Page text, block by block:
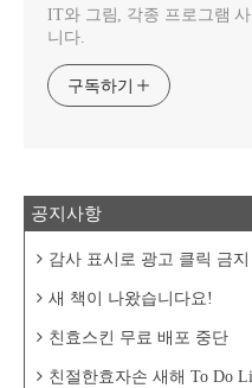
IT와 그림, 각종 프로그램
니다.
구독하기
공지사항
감사 표시로 광고 클릭 금지
새 책이 나왔습니다요!
친효스킨 무료 배포 중단
친절한효자손 새해 To Do